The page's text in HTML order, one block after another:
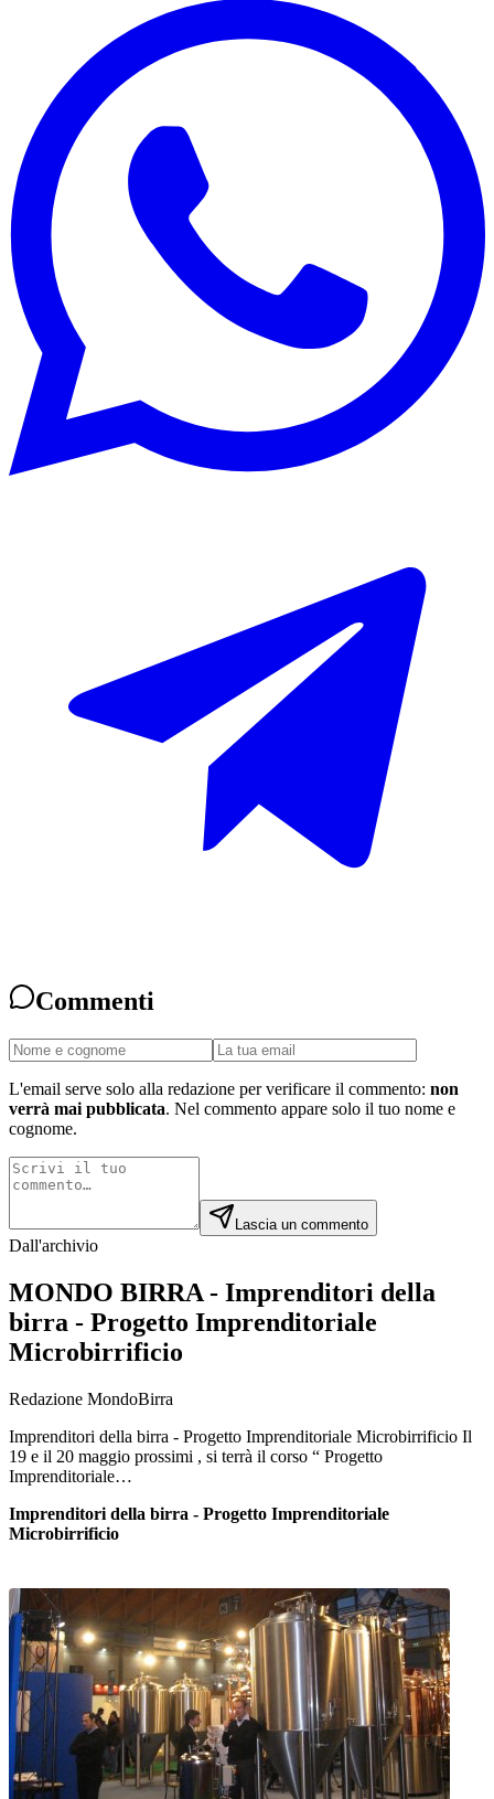
Commenti
L'email serve solo alla redazione per verificare il commento: non
verrà mai pubblicata. Nel commento appare solo il tuo nome e
cognome.
Lascia un commento
Dall'archivio
MONDO BIRRA - Imprenditori della
birra - Progetto Imprenditoriale
Microbirrificio
Redazione MondoBirra
Imprenditori della birra - Progetto Imprenditoriale Microbirrificio Il
19 e il 20 maggio prossimi , si terrà il corso “ Progetto
Imprenditoriale…
Imprenditori della birra - Progetto Imprenditoriale
Microbirrificio